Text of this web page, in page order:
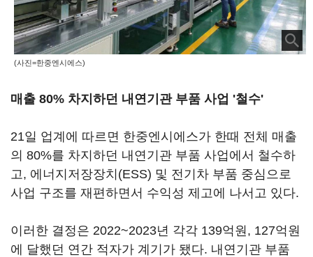
(사진=한중엔시에스)
매출 80% 차지하던 내연기관 부품 사업 '철수'
21일 업계에 따르면 한중엔시에스가 한때 전체 매출
의 80%를 차지하던 내연기관 부품 사업에서 철수하
고, 에너지저장장치(ESS) 및 전기차 부품 중심으로
사업 구조를 재편하면서 수익성 제고에 나서고 있다.
이러한 결정은 2022~2023년 각각 139억원, 127억원
에 달했던 연간 적자가 계기가 됐다. 내연기관 부품